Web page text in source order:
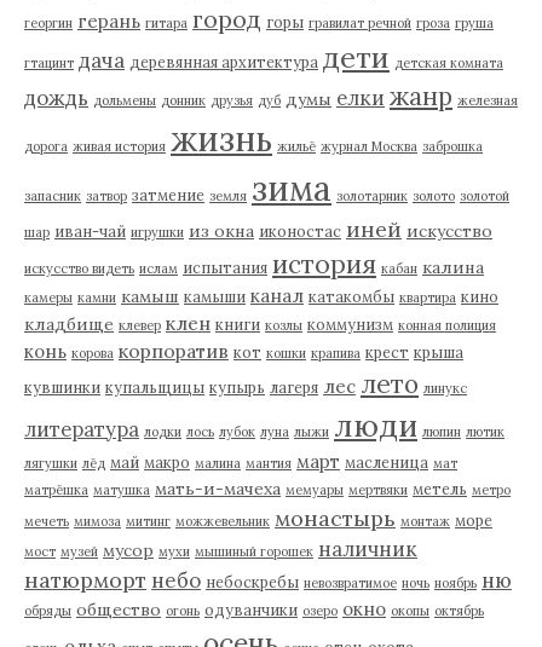
георгин герань гитара город горы гравилат речной гроза груша
гтацинт дача деревянная архитектура дети детская комната
дождь дольмены донник друзья дуб думы елки жанр железная
дорога живая история жизнь жильё журнал Москва заброшка
запасник затвор затмение земля зима золотарник золото золотой
шар иван-чай игрушки из окна иконостас иней искусство
искусство видеть ислам испытания история кабан калина
камеры камни камыш камыши канал катакомбы квартира кино
кладбище клевер клен книги козлы коммунизм конная полиция
конь корова корпоратив кот кошки крапива крест крыша
кувшинки купальщицы купырь лагеря лес лето линукс
литература лодки лось лубок луна лыжи люди люпин лютик
лягушки лёд май макро малина мантия март масленица мат
матрёшка матушка мать-и-мачеха мемуары мертвяки метель метро
мечеть мимоза митинг можжевельник монастырь монтаж море
мост музей мусор мухи мышиный горошек наличник
натюрморт небо небоскребы невозвратимое ночь ноябрь ню
обряды общество огонь одуванчики озеро окно окопы октябрь